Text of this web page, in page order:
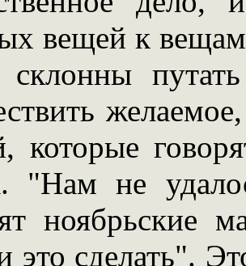
вещей к
склонны
которые
"Нам не
ноябрьские
это сделать".